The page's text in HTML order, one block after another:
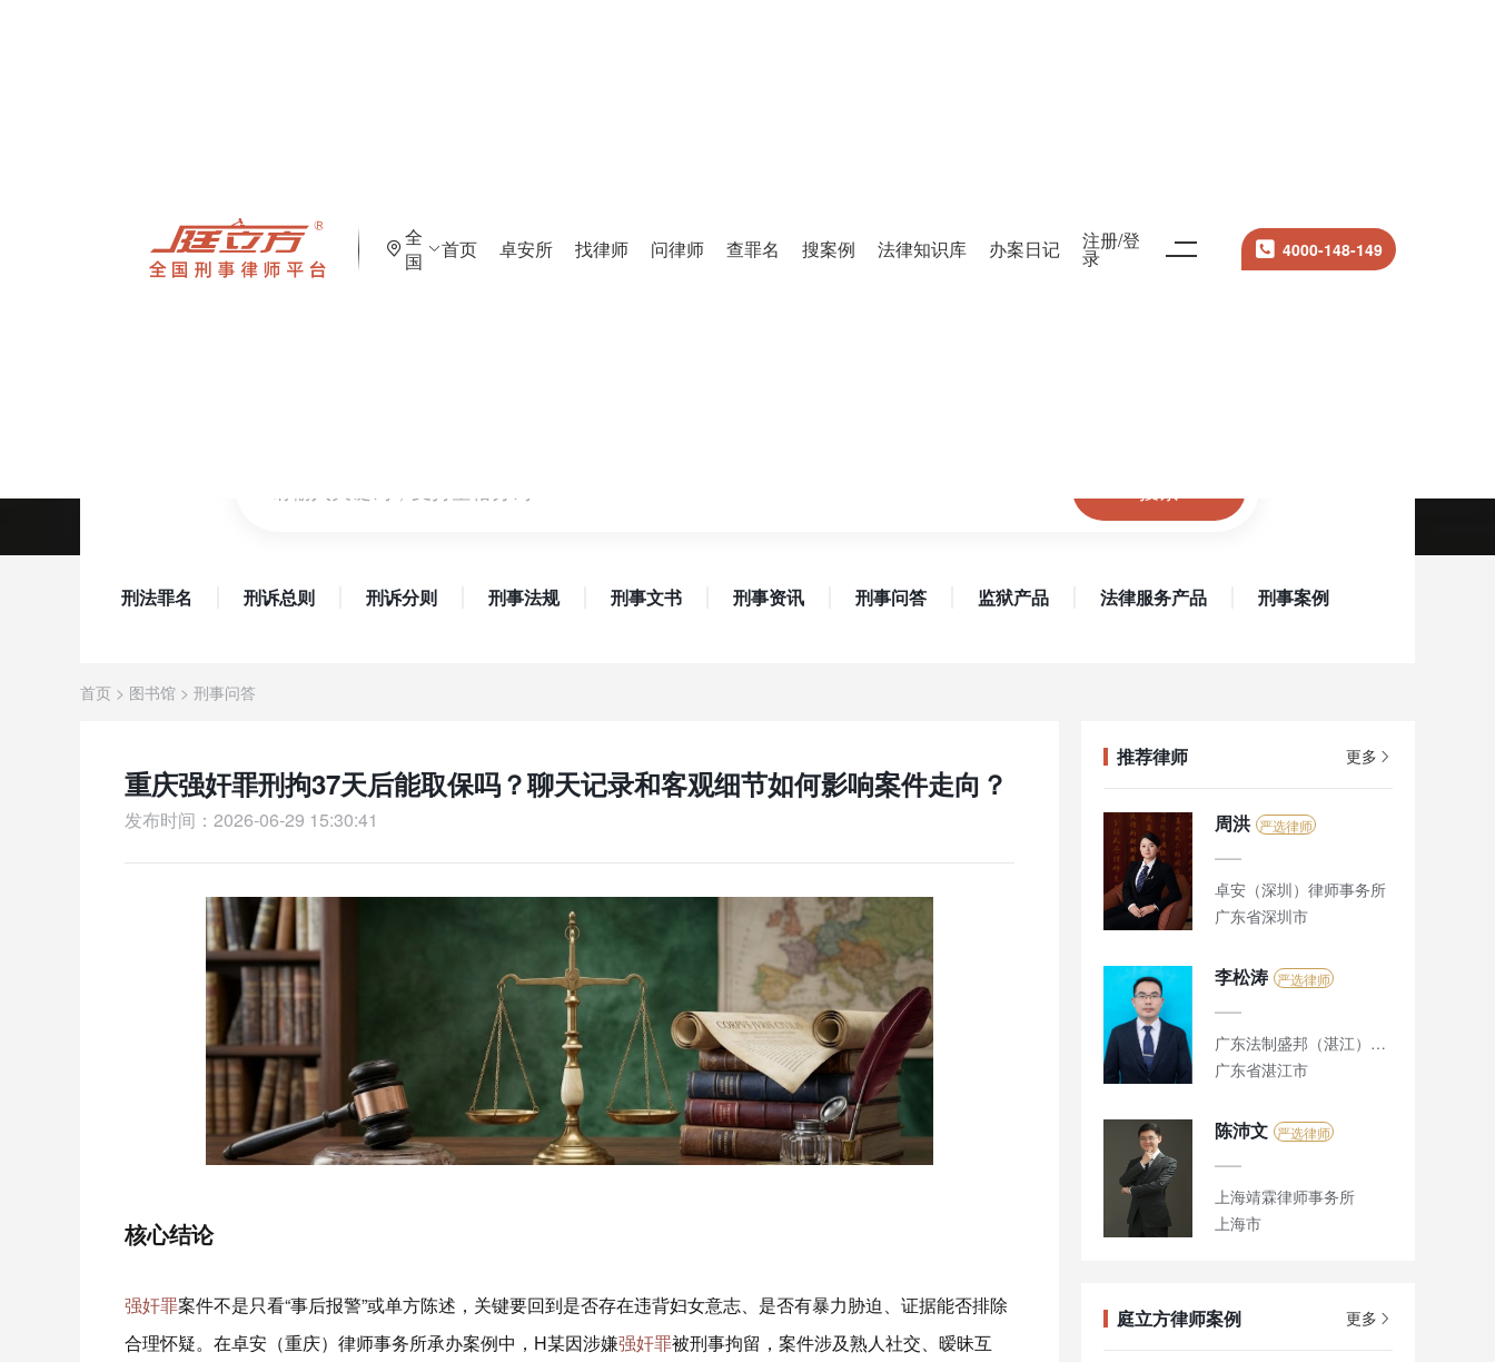
全
国
首页 卓安所 找律师 问律师 查罪名 搜案例 法律知识库 办案日记 注册/登
录 4000-148-149
刑法罪名 刑诉总则 刑诉分则 刑事法规 刑事文书 刑事资讯 刑事问答 监狱产品 法律服务产品 刑事案例
首页 > 图书馆 > 刑事问答
重庆强奸罪刑拘37天后能取保吗？聊天记录和客观细节如何影响案件走向？
发布时间：2026-06-29 15:30:41
核心结论
强奸罪案件不是只看“事后报警”或单方陈述，关键要回到是否存在违背妇女意志、是否有暴力胁迫、证据能否排除
合理怀疑。在卓安（重庆）律师事务所承办案例中，H某因涉嫌强奸罪被刑事拘留，案件涉及熟人社交、暧昧互
推荐律师 更多
周洪 严选律师
卓安（深圳）律师事务所
广东省深圳市
李松涛 严选律师
广东法制盛邦（湛江）律师事务所
广东省湛江市
陈沛文 严选律师
上海靖霖律师事务所
上海市
庭立方律师案例 更多